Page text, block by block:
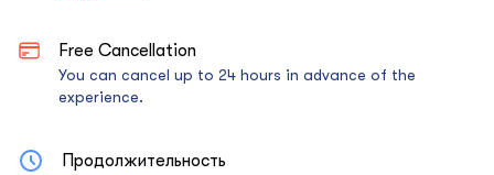
Free Cancellation
You can cancel up to 24 hours in advance of the
experience.
Продолжительность